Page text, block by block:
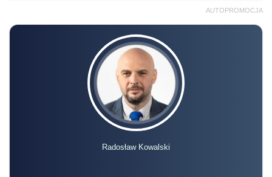
AUTOPROMOCJA
Radosław Kowalski